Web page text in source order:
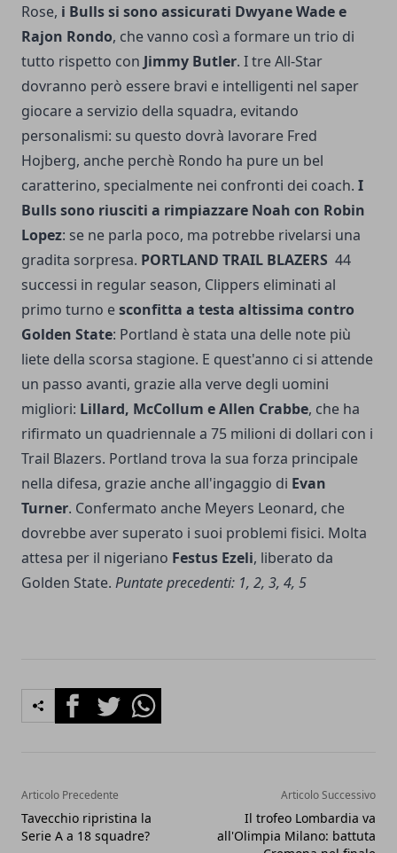
Rose, i Bulls si sono assicurati Dwyane Wade e
Rajon Rondo, che vanno così a formare un trio di
tutto rispetto con Jimmy Butler. I tre All-Star
dovranno però essere bravi e intelligenti nel saper
giocare a servizio della squadra, evitando
personalismi: su questo dovrà lavorare Fred
Hojberg, anche perchè Rondo ha pure un bel
caratterino, specialmente nei confronti dei coach. I
Bulls sono riusciti a rimpiazzare Noah con Robin
Lopez: se ne parla poco, ma potrebbe rivelarsi una
gradita sorpresa. PORTLAND TRAIL BLAZERS 44
successi in regular season, Clippers eliminati al
primo turno esconfitta a testa altissima contro
Golden State: Portland è stata una delle note più
liete della scorsa stagione. E quest'anno ci si attende
un passo avanti, grazie alla verve degli uomini
migliori: Lillard, McCollum e Allen Crabbe, che ha
rifirmato un quadriennale a 75 milioni di dollari con i
Trail Blazers. Portland trova la sua forza principale
nella difesa, grazie anche all'ingaggio di Evan
Turner. Confermato anche Meyers Leonard, che
dovrebbe aver superato i suoi problemi fisici. Molta
attesa per il nigeriano Festus Ezeli, liberato da
Golden State. Puntate precedenti: 1, 2, 3, 4, 5
FacebookTwitterWhatsapp
Articolo Precedente
Tavecchio ripristina la
Serie A a 18 squadre?
Articolo Successivo
Il trofeo Lombardia va
all'Olimpia Milano: battuta